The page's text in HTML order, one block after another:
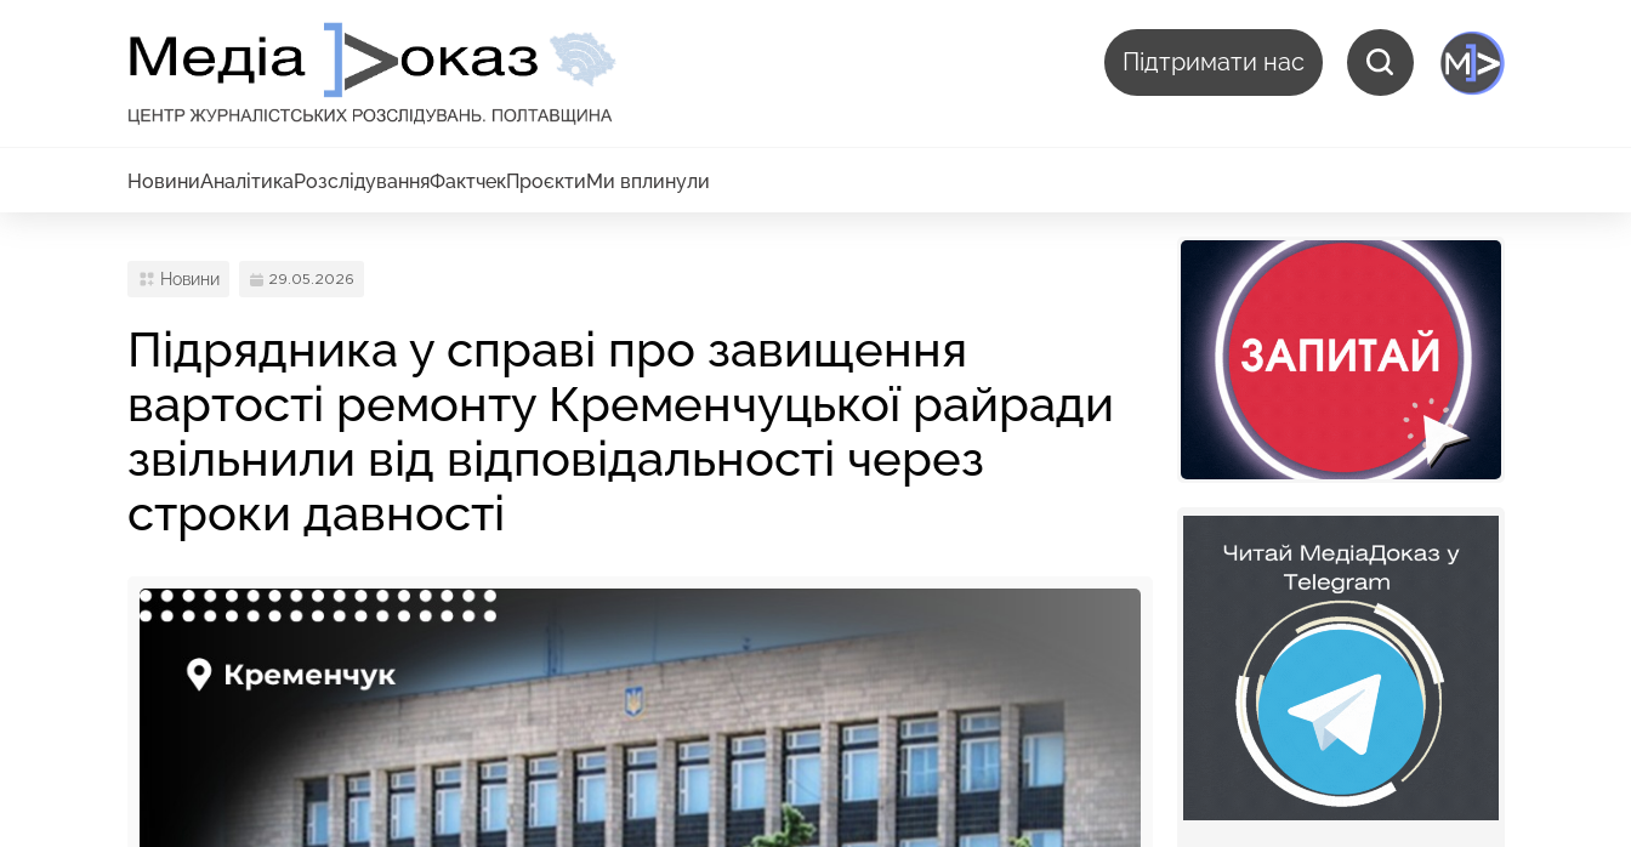
Підтримати нас
НовиниАналітикаРозслідуванняФактчекПроєктиМи вплинули
Новини 29.05.2026
Підрядника у справі про завищення
вартості ремонту Кременчуцької райради
звільнили від відповідальності через
строки давності